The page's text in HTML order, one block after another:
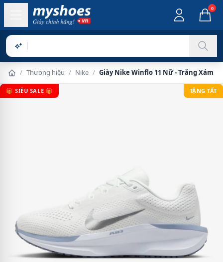
0
Sản phẩm
/ Thương hiệu / Nike / Giày Nike Winflo 11 Nữ - Trắng Xám
🎁 SIÊU SALE 🎁 TẶNG TẤT